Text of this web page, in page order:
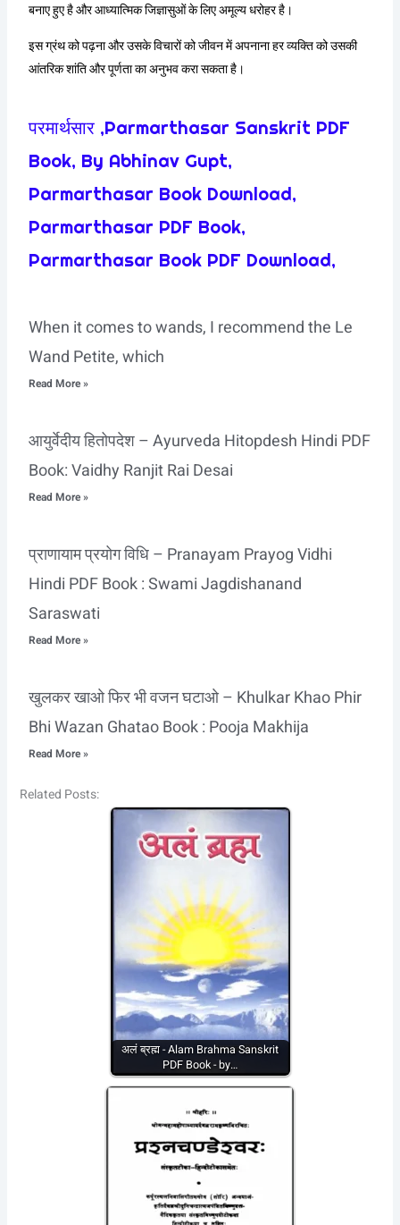
बनाए हुए है और आध्यात्मिक जिज्ञासुओं के लिए अमूल्य धरोहर है।
इस ग्रंथ को पढ़ना और उसके विचारों को जीवन में अपनाना हर व्यक्ति को उसकी
आंतरिक शांति और पूर्णता का अनुभव करा सकता है।
परमार्थसार ,Parmarthasar Sanskrit PDF
Book, By Abhinav Gupt,
Parmarthasar Book Download,
Parmarthasar PDF Book,
Parmarthasar Book PDF Download,
When it comes to wands, I recommend the Le
Wand Petite, which
Read More »
आयुर्वेदीय हितोपदेश – Ayurveda Hitopdesh Hindi PDF
Book: Vaidhy Ranjit Rai Desai
Read More »
प्राणायाम प्रयोग विधि – Pranayam Prayog Vidhi
Hindi PDF Book : Swami Jagdishanand
Saraswati
Read More »
खुलकर खाओ फिर भी वजन घटाओ – Khulkar Khao Phir
Bhi Wazan Ghatao Book : Pooja Makhija
Read More »
Related Posts:
अलं ब्रह्म - Alam Brahma Sanskrit
PDF Book - by…